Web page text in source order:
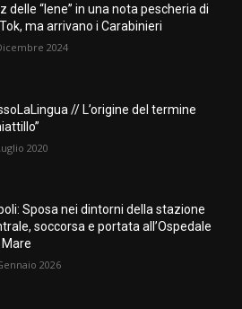
delle “Iene” in una nota pescheria di
ma arrivano i Carabinieri
2024
// L’origine del termine
2020
Sposa nei dintorni della stazione
soccorsa e portata all’Ospedale
2026